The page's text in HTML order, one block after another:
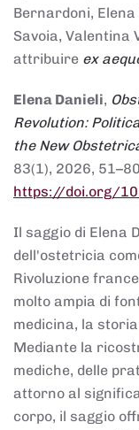
Bernardoni,
Savoia, Valentina
attribuire ex
Elena Danieli,
Revolution:
the New
83(1), 2026,
https://doi.org/
Il saggio di Elena
dell'ostetricia
Rivoluzione
molto ampia di
medicina, la
Mediante la
mediche, delle
attorno al
corpo, il saggio